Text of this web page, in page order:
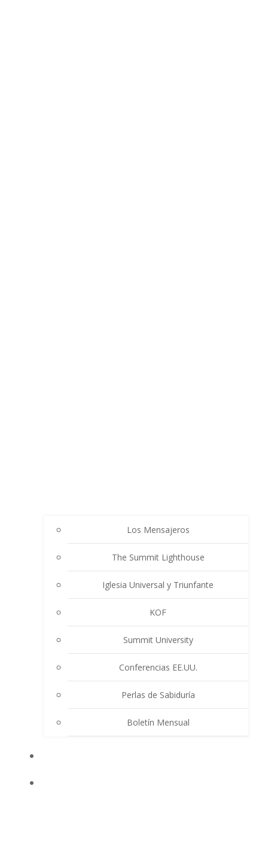
Los Mensajeros
The Summit Lighthouse
Iglesia Universal y Triunfante
KOF
Summit University
Conferencias EE.UU.
Perlas de Sabiduría
Boletín Mensual